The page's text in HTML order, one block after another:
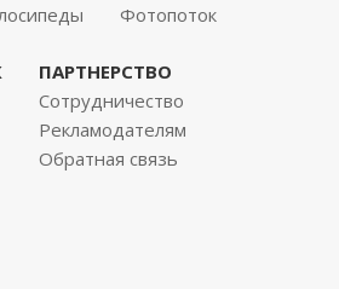
Фотопоток
ПАРТНЕРСТВО
Сотрудничество
Рекламодателям
Обратная связь